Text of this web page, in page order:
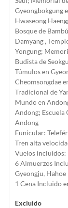
Gyeongbokgung
Hwaseong
Bosque de
Damyang ,
Yongung;
Budista de
Túmulos en
Cheomsongdae
Tradicional de
Mundo en
Andong; Escuela
Andong
Funicular:
Tren alta
Vuelos incluidos:
6 Almuerzos
Gyeongju, Hahoe
1 Cena Incluido
Excluido